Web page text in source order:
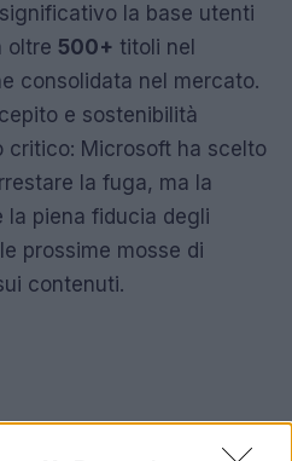
la base utenti
oltre 500+ titoli nel
consolidata nel mercato.
e sostenibilità
critico: Microsoft ha scelto
la fuga, ma la
la piena fiducia degli
prossime mosse di
contenuti.